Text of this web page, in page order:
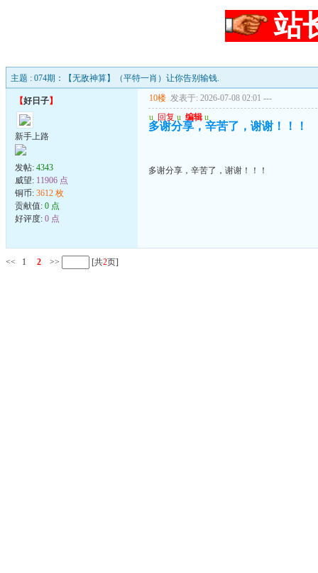
站
主题 : 074期：【无敌神算】（平特一肖）让你告别输钱.
【好日子】
新手上路
发帖: 4343
威望: 11906 点
铜币: 3612 枚
贡献值: 0 点
好评度: 0 点
10楼 发表于: 2026-07-08 02:01 ---
u 回复 u 编辑 u
多谢分享，辛苦了，谢谢！！！
多谢分享，辛苦了，谢谢！！！
<< 1 2 >> [共2页]